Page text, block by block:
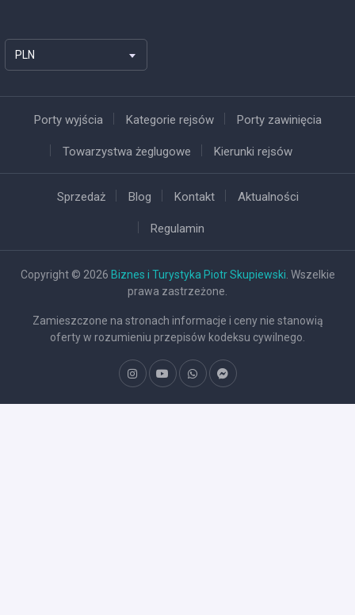
PLN
Porty wyjścia Kategorie rejsów Porty zawinięcia
Towarzystwa żeglugowe Kierunki rejsów
Sprzedaż Blog Kontakt Aktualności
Regulamin
Copyright © 2026 Biznes i Turystyka Piotr Skupiewski . Wszelkie
prawa zastrzeżone.
Zamieszczone na stronach informacje i ceny nie stanowią
oferty w rozumieniu przepisów kodeksu cywilnego.